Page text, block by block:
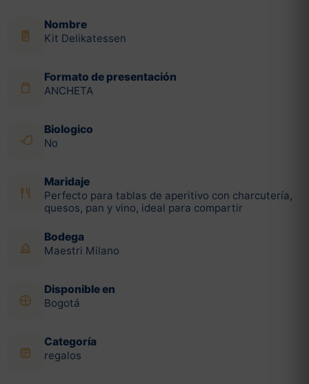
Nombre
Kit Delikatessen
Formato de presentación
ANCHETA
Biologico
No
Maridaje
Perfecto para tablas de aperitivo con charcutería,
quesos, pan y vino, ideal para compartir
Bodega
Maestri Milano
Disponible en
Bogotá
Categoría
regalos